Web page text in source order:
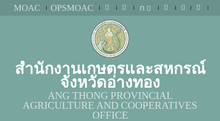
MOAC OPSMOAC ก
สำนักงานเกษตรและสหกรณ์
จังหวัดอ่างทอง
ANG THONG PROVINCIAL
AGRICULTURE AND COOPERATIVES
OFFICE